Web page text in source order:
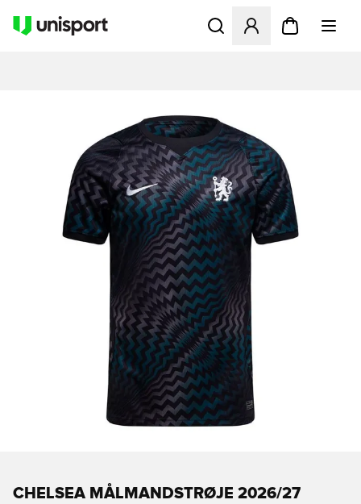
Åbner en Modal til at
CHELSEA MÅLMANDSTRØJE 2026/27